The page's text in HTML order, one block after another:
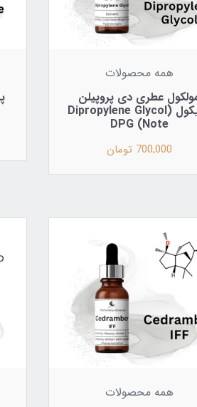
همه محصولات
عطری دی پروپیلن
گلایکول (Dipropylene Glycol
Note) DPG
700,000 تومان
همه محصولات